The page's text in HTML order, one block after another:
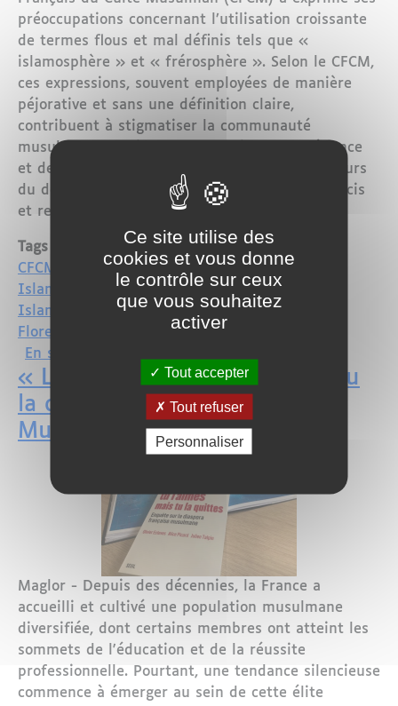
préoccupations concernant l’utilisation croissante
de termes flous et mal définis tels que «
islamosphère » et « frérosphère ». Selon le CFCM,
ces expressions, souvent employées de manière
péjorative et sans une définition claire,
contribuent à stigmatiser la communauté
musulmane et alimentent un climat de méfiance
et de division. Le CFCM a ainsi appelé les acteurs
du débat public à adopter un langage plus précis
et responsable.
Tags
CFCM
Islam
Islamophobie
Florence Bergeaud-Blackler
En savoir plus
« La France, tu l’aimes, mais tu
la quittes » : Pourquoi L'Élite
Musulmane quitte la France
Maglor - Depuis des décennies, la France a
accueilli et cultivé une population musulmane
diversifiée, dont certains membres ont atteint les
sommets de l'éducation et de la réussite
professionnelle. Pourtant, une tendance silencieuse
commence à émerger au sein de cette élite
Ce site utilise des
cookies et vous donne
le contrôle sur ceux
que vous souhaitez
activer
Tout accepter
Tout refuser
Personnaliser